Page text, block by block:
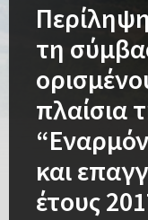
τη
πλαίσια
και
έτους